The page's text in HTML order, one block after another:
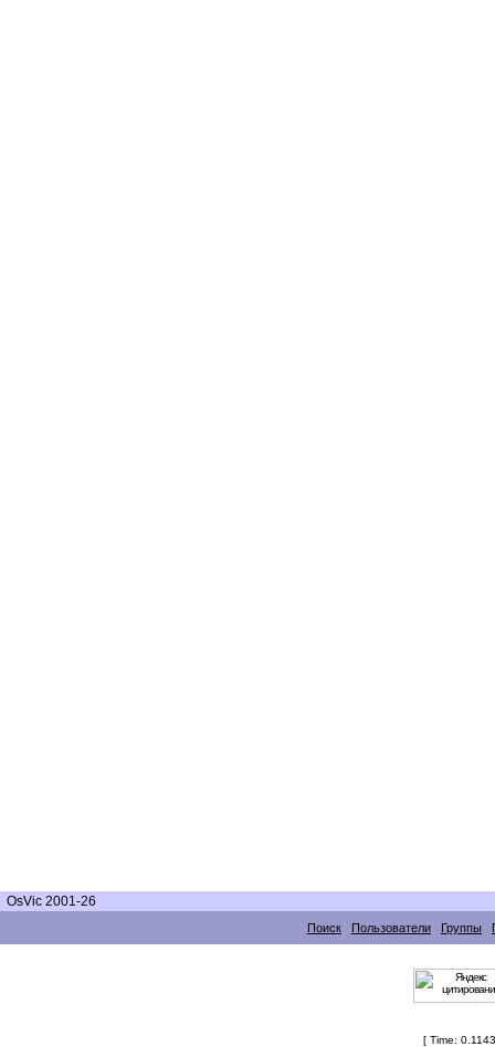
OsVic 2001-26
Поиск Пользователи Группы
[ Time: